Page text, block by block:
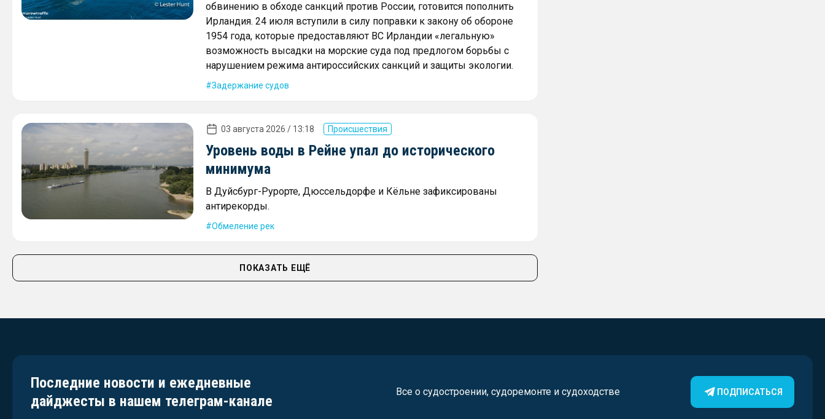
обвинению в обходе санкций против России, готовится пополнить
Ирландия. 24 июля вступили в силу поправки к закону об обороне
1954 года, которые предоставляют ВС Ирландии «легальную»
возможность высадки на морские суда под предлогом борьбы с
нарушением режима антироссийских санкций и защиты экологии.
Задержание судов
03 августа 2026 / 13:18 Происшествия
Уровень воды в Рейне упал до исторического
минимума
В Дуйсбург-Рурорте, Дюссельдорфе и Кёльне зафиксированы
антирекорды.
Обмеление рек
ПОКАЗАТЬ ЕЩЁ
Последние новости и ежедневные
дайджесты в нашем телеграм-канале
Все о судостроении, судоремонте и судоходстве ПОДПИСАТЬСЯ